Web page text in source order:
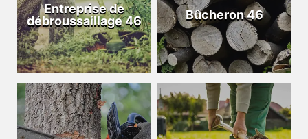
Entreprise de
débroussaillage 46
Bûcheron 46